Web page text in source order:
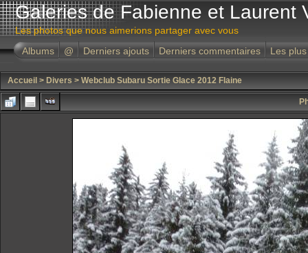
Galeries de Fabienne et Laurent
Les photos que nous aimerions partager avec vous
Albums
@ Derniers ajouts Derniers commentaires Les
Accueil > Divers > Webclub Subaru Sortie Glace 2012 Flaine